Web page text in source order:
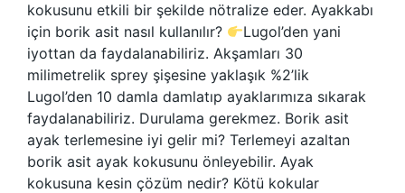
kokusunu etkili bir şekilde nötralize eder. Ayakkabı
için borik asit nasıl kullanılır?
Lugol’den yani
iyottan da faydalanabiliriz. Akşamları 30
milimetrelik sprey şişesine yaklaşık %2’lik
Lugol’den 10 damla damlatıp ayaklarımıza sıkarak
faydalanabiliriz. Durulama gerekmez. Borik asit
ayak terlemesine iyi gelir mi? Terlemeyi azaltan
borik asit ayak kokusunu önleyebilir. Ayak
kokusuna kesin çözüm nedir? Kötü kokular